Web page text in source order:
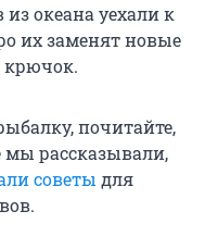
из океана уехали к
их заменят новые
крючок.
почитайте,
мы рассказывали,
советы для